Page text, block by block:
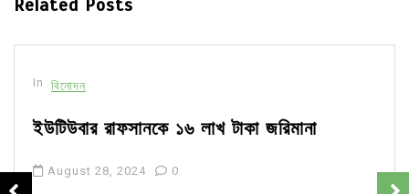
Related Posts
In বিনোদন
ইউটিউবার রাফসানকে ১৬ লাখ টাকা জরিমানা
August 28, 2024 0